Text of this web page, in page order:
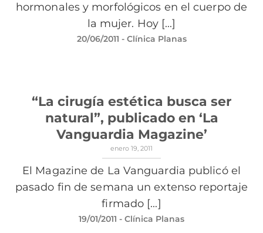
hormonales y morfológicos en el cuerpo de
la mujer. Hoy [...]
20/06/2011 - Clínica Planas
“La cirugía estética busca ser
natural”, publicado en ‘La
Vanguardia Magazine’
enero 19, 2011
El Magazine de La Vanguardia publicó el
pasado fin de semana un extenso reportaje
firmado [...]
19/01/2011 - Clínica Planas